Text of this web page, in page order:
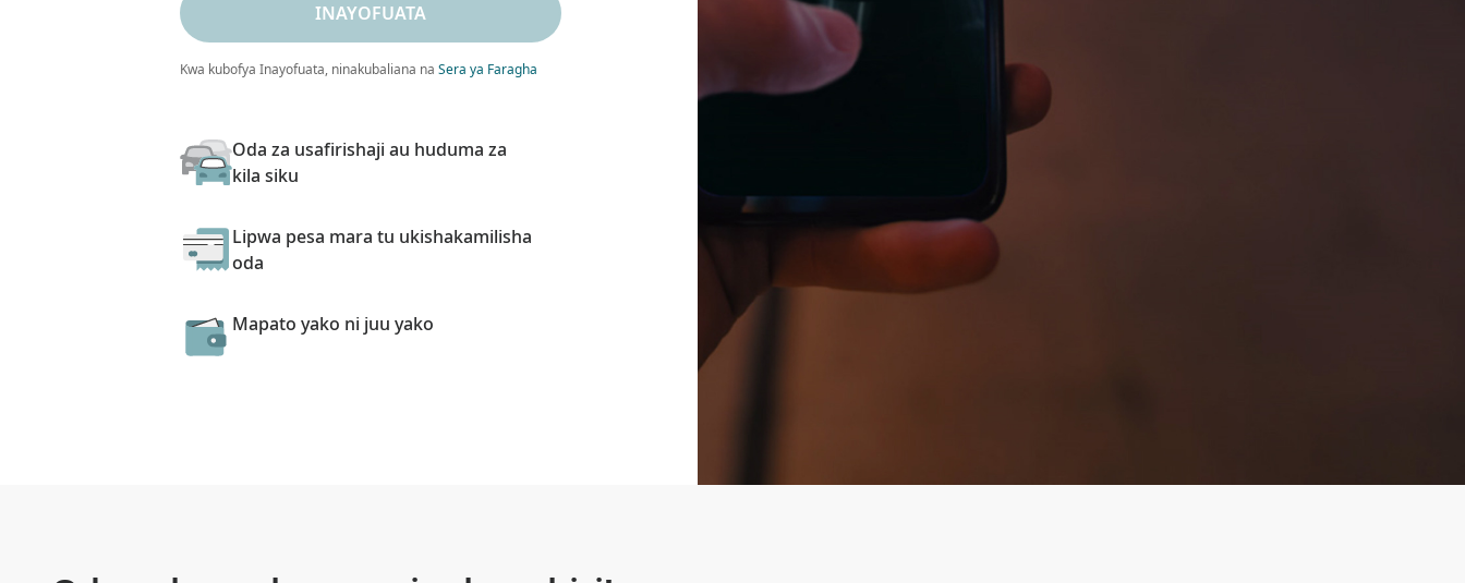
INAYOFUATA
Kwa kubofya Inayofuata, ninakubaliana na Sera ya Faragha
Oda za usafirishaji au huduma za
kila siku
Lipwa pesa mara tu ukishakamilisha
oda
Mapato yako ni juu yako